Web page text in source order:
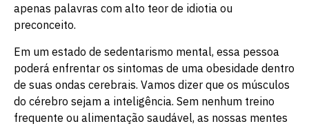
apenas palavras com alto teor de idiotia ou
preconceito.
Em um estado de sedentarismo mental, essa pessoa
poderá enfrentar os sintomas de uma obesidade dentro
de suas ondas cerebrais. Vamos dizer que os músculos
do cérebro sejam a inteligência. Sem nenhum treino
frequente ou alimentação saudável, as nossas mentes